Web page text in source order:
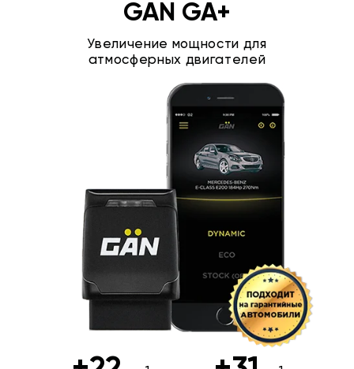
GAN GA+
Увеличение мощности для
атмосферных двигателей